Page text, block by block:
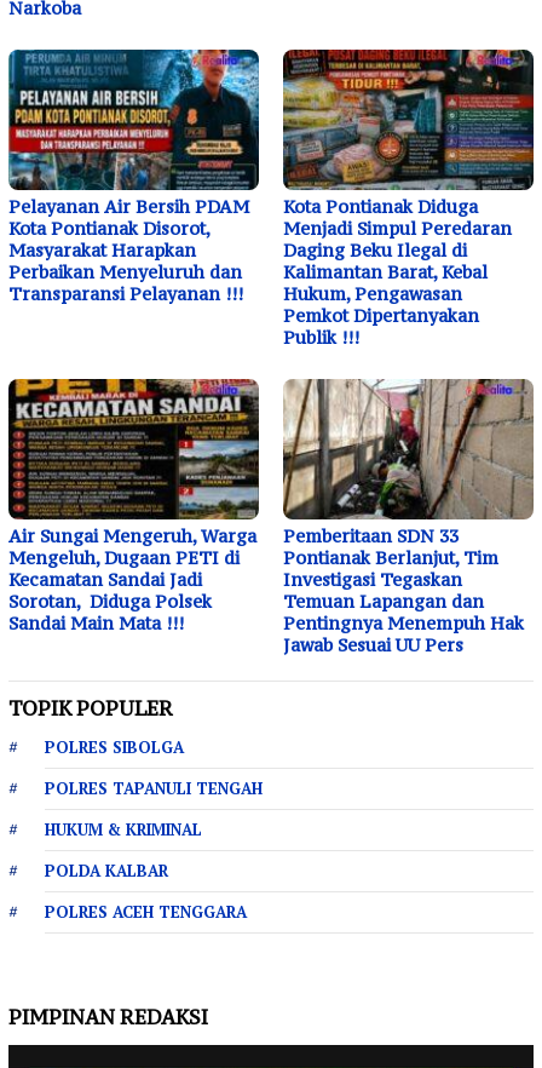
Narkoba
Pelayanan Air Bersih PDAM
Kota Pontianak Disorot,
Masyarakat Harapkan
Perbaikan Menyeluruh dan
Transparansi Pelayanan !!!
Kota Pontianak Diduga
Menjadi Simpul Peredaran
Daging Beku Ilegal di
Kalimantan Barat, Kebal
Hukum, Pengawasan
Pemkot Dipertanyakan
Publik !!!
Air Sungai Mengeruh, Warga
Mengeluh, Dugaan PETI di
Kecamatan Sandai Jadi
Sorotan, Diduga Polsek
Sandai Main Mata !!!
Pemberitaan SDN 33
Pontianak Berlanjut, Tim
Investigasi Tegaskan
Temuan Lapangan dan
Pentingnya Menempuh Hak
Jawab Sesuai UU Pers
TOPIK POPULER
POLRES SIBOLGA
POLRES TAPANULI TENGAH
HUKUM & KRIMINAL
POLDA KALBAR
POLRES ACEH TENGGARA
PIMPINAN REDAKSI